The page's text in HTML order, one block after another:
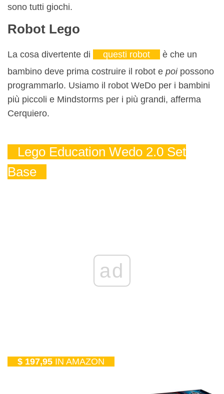
sono tutti giochi.
Robot Lego
La cosa divertente di questi robot
è che un
bambino deve prima costruire il robot e poipossono
programmarlo. Usiamo il robot WeDo per i bambini
più piccoli e Mindstorms per i più grandi, afferma
Cerquiero.
Lego Education Wedo 2.0 Set
Base
ad
$ 197,95 IN AMAZON